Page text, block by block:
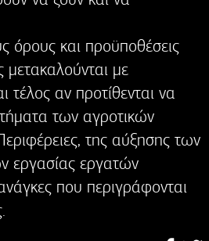
όρους και προϋποθέσεις
μετακαλούνται με
τέλος αν προτίθενται να
των αγροτικών
της αύξησης των
εργασίας εργατών
που περιγράφονται